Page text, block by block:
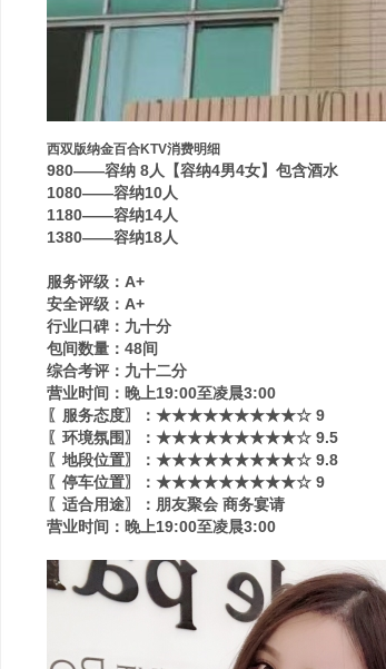
西双版纳金百合KTV消费明细
980——容纳 8人【容纳4男4女】包含酒水
1080——容纳10人
1180——容纳14人
1380——容纳18人
服务评级：A+
安全评级：A+
行业口碑：九十分
包间数量：48间
综合考评：九十二分
营业时间：晚上19:00至凌晨3:00
〖服务态度〗：★★★★★★★★★☆ 9
〖环境氛围〗：★★★★★★★★★☆ 9.5
〖地段位置〗：★★★★★★★★★☆ 9.8
〖停车位置〗：★★★★★★★★★☆ 9
〖适合用途〗：朋友聚会 商务宴请
营业时间：晚上19:00至凌晨3:00